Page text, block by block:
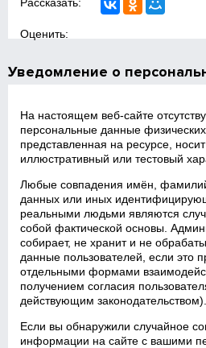
Оценить:
Уведомление о
На настоящем веб‑сайте
персональные данные
представленная на ресурсе,
иллюстративный или тестовый
Любые совпадения имён,
данных или иных
реальными людьми являются
собой фактической основы.
собирает, не хранит и не
данные пользователей, если это
отдельными формами
получением согласия
действующим законодательством).
Если вы обнаружили случайное
информации на сайте с вашими